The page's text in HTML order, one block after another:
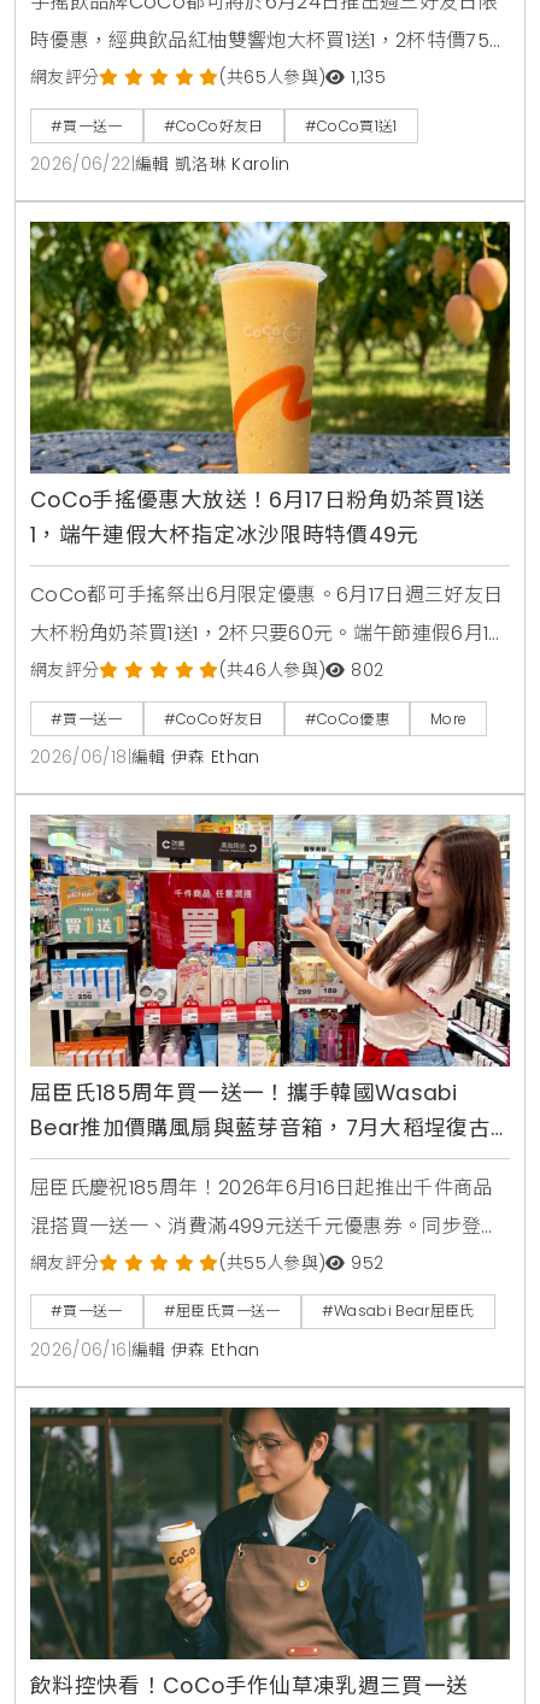
時優惠，經典飲品紅柚雙響炮大杯買1送1，2杯特價75
元。消費者透過官方LINE帳號領取優惠券，即可在線上
點餐平台享有第二杯0元優惠，每人限領2張。
網友評分 (共65人參與) 1,135
#買一送一 #CoCo好友日 #CoCo買1送1
2026/06/22 編輯 凱洛琳 Karolin
CoCo手搖優惠大放送！6月17日粉角奶茶買1送
1，端午連假大杯指定冰沙限時特價49元
CoCo都可手搖祭出6月限定優惠。6月17日週三好友日
大杯粉角奶茶買1送1，2杯只要60元。端午節連假6月19
日至6月21日加碼消暑活動，大杯芒果冰沙、雪沙椰椰
咖啡、雪沙椰椰冬瓜3款指定特調冰沙限時特價49元。
網友評分 (共46人參與) 802
#買一送一 #CoCo好友日 #CoCo優惠 More
2026/06/18 編輯 伊森 Ethan
屈臣氏185周年買一送一！攜手韓國Wasabi
Bear推加價購風扇與藍芽音箱，7月大稻埕復古
快閃店盛大開幕
屈臣氏慶祝185周年！2026年6月16日起推出千件商品
混搭買一送一、消費滿499元送千元優惠券。同步登場
的還有韓國Wasabi Bear第二彈聯名加價購，包含小提
袋、製冷風扇與藍芽音箱，消費滿1850元再送獨家185
周年紀念熊。7月9日更將於台北大稻埕開設復古主題快
閃店，重現經典時代場景。
網友評分 (共55人參與) 952
#買一送一 #屈臣氏買一送一 #Wasabi Bear屈臣氏
2026/06/16 編輯 伊森 Ethan
飲料控快看！CoCo手作仙草凍乳週三買一送